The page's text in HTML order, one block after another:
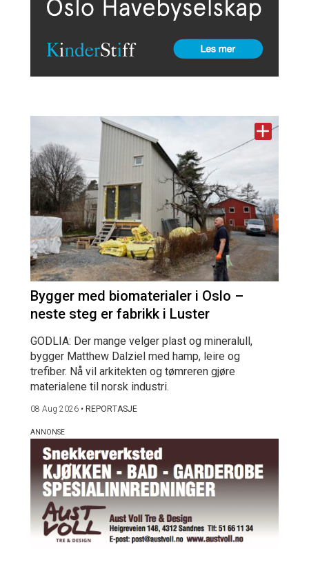
Bygger med biomaterialer i Oslo –
neste steg er fabrikk i Luster
GODLIA: Der mange velger plast og mineralull,
bygger Matthew Dalziel med hamp, leire og
trefiber. Nå vil arkitekten og tømreren gjøre
materialene til norsk industri.
08 Aug 2026 • REPORTASJE